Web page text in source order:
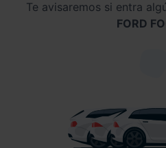
Te avisaremos si entra
FORD